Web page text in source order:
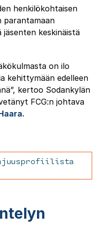
henkilökohtaisen
parantamaan
keskinäistä
on ilo
kehittymään edelleen
kertoo Sodankylän
FCG:n johtava